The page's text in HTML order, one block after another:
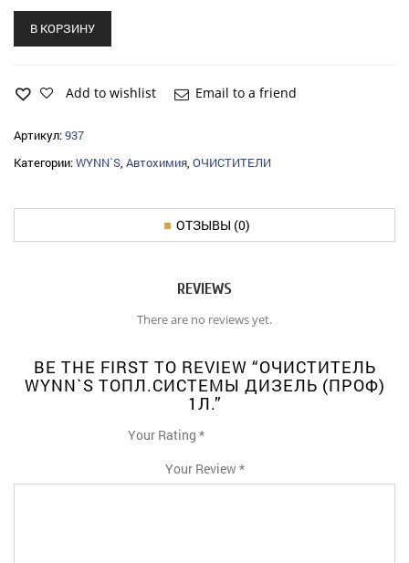
В КОРЗИНУ
Add to wishlist Email to a friend
Артикул:937
Категории:WYNN`S, Автохимия, ОЧИСТИТЕЛИ
ОТЗЫВЫ (0)
REVIEWS
There are no reviews yet.
BE THE FIRST TO REVIEW “ОЧИСТИТЕЛЬ
WYNN`S ТОПЛ.СИСТЕМЫ ДИЗЕЛЬ (ПРОФ)
1Л.”
Your Rating *
1 4
Your Review *